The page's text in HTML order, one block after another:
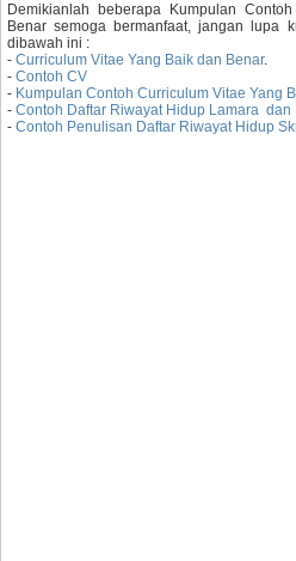
Demikianlah beberapa Kumpulan
Benar semoga bermanfaat, jangan lupa
dibawah ini :
- Curriculum Vitae Yang Baik dan Benar.
- Contoh CV
- Kumpulan Contoh Curriculum Vitae Yang
- Contoh Daftar Riwayat Hidup Lamara dan
- Contoh Penulisan Daftar Riwayat Hidup